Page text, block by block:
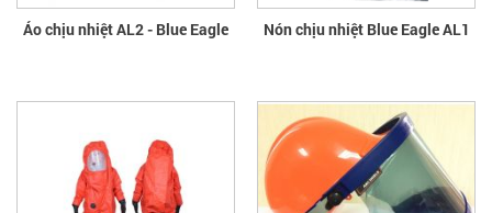
Áo chịu nhiệt AL2 - Blue Eagle Nón chịu nhiệt Blue Eagle AL1